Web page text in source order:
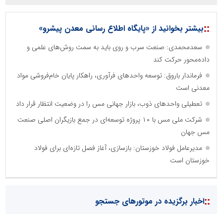
::بیشتر بخوانید از «پایگاه اطلاع رسانی معدن پیشرو»
سعدمحمدی: صنعت سرب و روی باید به سمت روش‌های علمی و
داده‌محور حرکت کند
فرماندار باروق: توسعه واحدهای فرآوری، راهکار پایان خام‌فروشی مواد
معدنی است
تعطیلی واحدهای ذوب، بازار جهانی مس را در وضعیت انتظار قرار داد
شرکت ملی مس با ۱۰ پروژه توسعه‌ای در جمع بازیگران اصلی صنعت
مس جهان
مدیرعامل فولاد خوزستان: بازسازی، آغاز فصل تازه‌ای برای فولاد
خوزستان است
::اخبار برگزیده در موتورهای جستجو